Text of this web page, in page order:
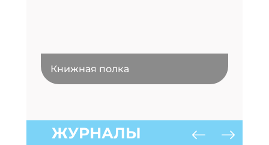
Книжная полка
ЖУРНАЛЫ